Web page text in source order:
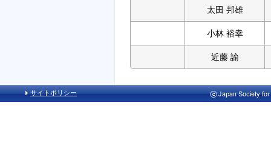
太田 邦雄
小林 裕幸
近藤 諭
サイトポリシー